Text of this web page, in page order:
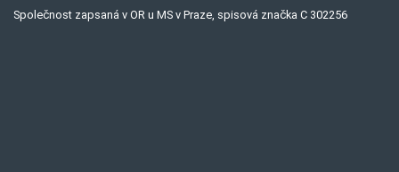
Společnost zapsaná v OR u MS v Praze, spisová značka C 302256